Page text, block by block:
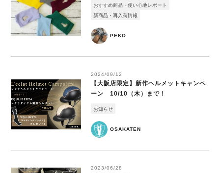
PEKO
おすすめ商品・使い心地レポート
新商品・再入荷情報
2024/09/12
【大阪店限定】新作ヘルメットキャンペ
ーン 10/10（木）まで！
OSAKATEN
お知らせ
2023/06/28